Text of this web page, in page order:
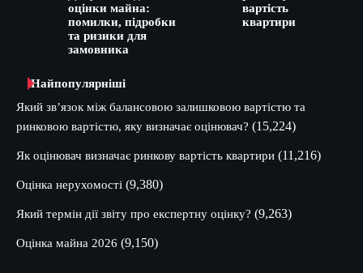
оцінки майна:
помилки, підробки
та ризики для
замовника
вартість
квартири
Найпопулярніші
Який зв’язок між балансовою залишковою вартістю та
ринковою вартістю, яку визначає оцінювач? (15,224)
Як оцінювач визначає ринкову вартість квартири (11,216)
Оцінка нерухомості (9,380)
Який термін дії звіту про експертну оцінку? (9,263)
Оцінка майна 2026 (9,150)